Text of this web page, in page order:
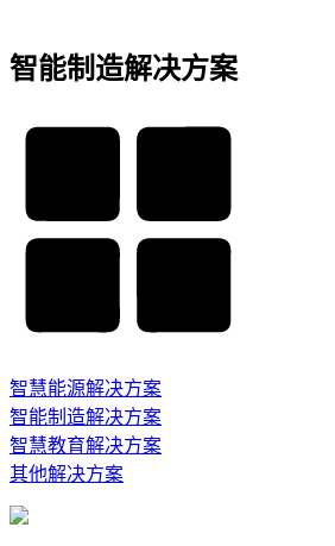
智能制造解决方案
智慧能源解决方案
智能制造解决方案
智慧教育解决方案
其他解决方案